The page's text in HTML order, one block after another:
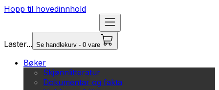
Hopp til hovedinnhold
Laster... Se handlekurv - 0 vare
Bøker
Skjønnlitteratur
Dokumentar og fakta